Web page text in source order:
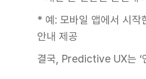
* 예: 모바일 앱에서 시
안내 제공
결국, Predictive UX는 ‘